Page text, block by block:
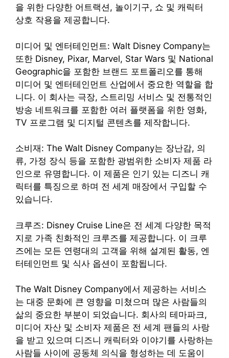
을 위한 다양한 어트랙션, 놀이기구, 쇼 및 캐릭터
상호 작용을 제공합니다.
미디어 및 엔터테인먼트: Walt Disney Company는
또한 Disney, Pixar, Marvel, Star Wars 및 National
Geographic을 포함한 브랜드 포트폴리오를 통해
미디어 및 엔터테인먼트 산업에서 중요한 역할을 합
니다. 이 회사는 극장, 스트리밍 서비스 및 전통적인
방송 네트워크를 포함한 여러 플랫폼을 위한 영화,
TV 프로그램 및 디지털 콘텐츠를 제작합니다.
소비재: The Walt Disney Company는 장난감, 의
류, 가정 장식 등을 포함한 광범위한 소비자 제품 라
인으로 유명합니다. 이 제품은 인기 있는 디즈니 캐
릭터를 특징으로 하며 전 세계 매장에서 구입할 수
있습니다.
크루즈: Disney Cruise Line은 전 세계 다양한 목적
지로 가족 친화적인 크루즈를 제공합니다. 이 크루
즈에는 모든 연령대의 고객을 위해 설계된 활동, 엔
터테인먼트 및 식사 옵션이 포함됩니다.
The Walt Disney Company에서 제공하는 서비스
는 대중 문화에 큰 영향을 미쳤으며 많은 사람들의
삶의 중요한 부분이 되었습니다. 회사의 테마파크,
미디어 자산 및 소비자 제품은 전 세계 팬들의 사랑
을 받고 있으며 디즈니 캐릭터와 이야기를 사랑하는
사람들 사이에 공동체 의식을 형성하는 데 도움이